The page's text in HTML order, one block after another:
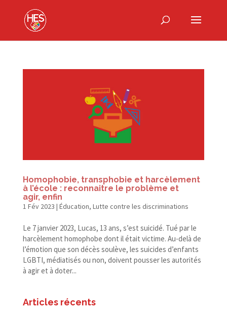
Homophobie, transphobie et harcèlement
à l’école : reconnaitre le problème et
agir, enfin
1 Fév 2023 | Éducation, Lutte contre les discriminations
Le 7 janvier 2023, Lucas, 13 ans, s’est suicidé. Tué par le
harcèlement homophobe dont il était victime. Au-​delà de
l’émotion que son décès soulève, les suicides d’enfants
LGBTI, médiatisés ou non, doivent pousser les autorités
à agir et à doter...
Articles récents